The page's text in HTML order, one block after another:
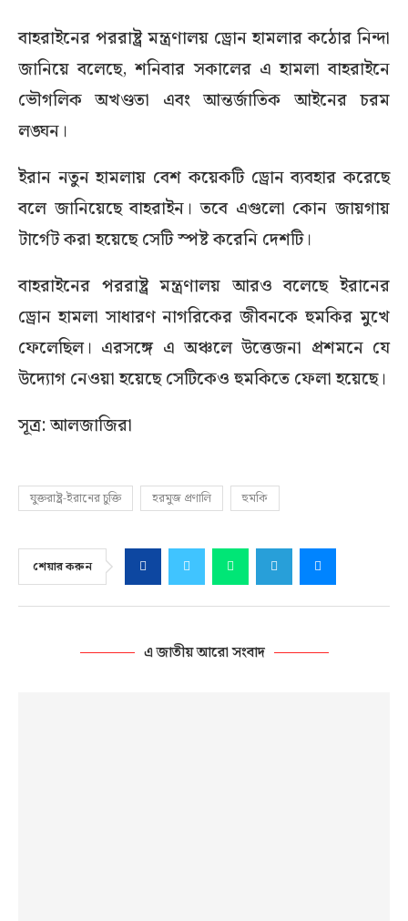
বাহরাইনের পররাষ্ট্র মন্ত্রণালয় ড্রোন হামলার কঠোর নিন্দা
জানিয়ে বলেছে, শনিবার সকালের এ হামলা বাহরাইনে
ভৌগলিক অখণ্ডতা এবং আন্তর্জাতিক আইনের চরম
লঙ্ঘন।
ইরান নতুন হামলায় বেশ কয়েকটি ড্রোন ব্যবহার করেছে
বলে জানিয়েছে বাহরাইন। তবে এগুলো কোন জায়গায়
টার্গেট করা হয়েছে সেটি স্পষ্ট করেনি দেশটি।
বাহরাইনের পররাষ্ট্র মন্ত্রণালয় আরও বলেছে ইরানের
ড্রোন হামলা সাধারণ নাগরিকের জীবনকে হুমকির মুখে
ফেলেছিল। এরসঙ্গে এ অঞ্চলে উত্তেজনা প্রশমনে যে
উদ্যোগ নেওয়া হয়েছে সেটিকেও হুমকিতে ফেলা হয়েছে।
সূত্র: আলজাজিরা
যুক্তরাষ্ট্র-ইরানের চুক্তি হরমুজ প্রণালি হুমকি
শেয়ার করুন
এ জাতীয় আরো সংবাদ